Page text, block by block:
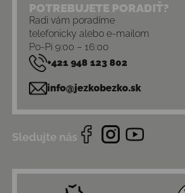
POTREBUJETE PORADIŤ?
Radi vám poradíme
telefonicky alebo e-mailom
Po-Pi 9:00 – 16:00
+421 948 123 802
info@jezkobezko.sk
Sledujte nás